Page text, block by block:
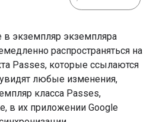
экземпляр экземпляра
распространяться на
Passes, которые ссылаются
любые изменения,
класса Passes,
в их приложении Google